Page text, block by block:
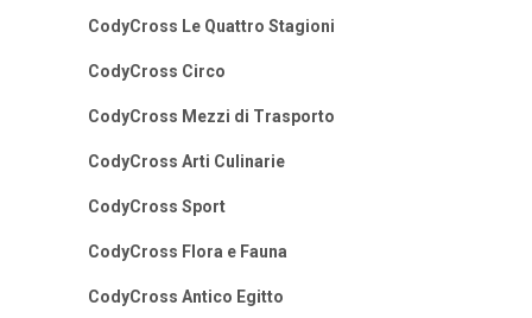
CodyCross Le Quattro Stagioni
CodyCross Circo
CodyCross Mezzi di Trasporto
CodyCross Arti Culinarie
CodyCross Sport
CodyCross Flora e Fauna
CodyCross Antico Egitto